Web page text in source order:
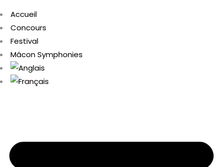
Accueil
Concours
Festival
Mâcon Symphonies